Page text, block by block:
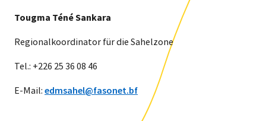
Tougma Téné Sankara
Regionalkoordinator für die Sahelzone
Tel.: +226 25 36 08 46
E-Mail: edmsahel@fasonet.bf